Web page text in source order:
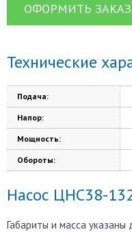
ОФОРМИТЬ ЗАКАЗ
Технические
Подача:
Напор:
Мощность:
Обороты:
Насос ЦНС38-
Габариты и масса указаны